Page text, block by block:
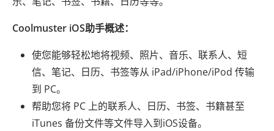
Coolmuster iOS助手概述：
使您能够轻松地将视频、照片、音乐、联系人、短
信、笔记、日历、书签等从 iPad/iPhone/iPod 传输
到 PC。
帮助您将 PC 上的联系人、日历、书签、书籍甚至
iTunes 备份文件等文件导入到iOS设备。